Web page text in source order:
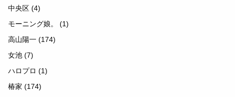
中央区 (4)
モーニング娘。 (1)
高山陽一 (174)
女池 (7)
ハロプロ (1)
椿家 (174)